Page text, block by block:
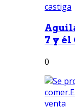
7 y él
0